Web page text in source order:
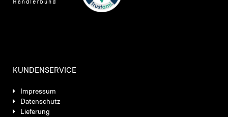
KUNDENSERVICE
Impressum
Datenschutz
Lieferung